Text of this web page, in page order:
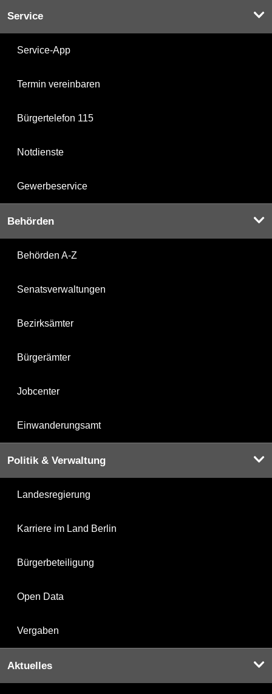
Service
Service-App
Termin vereinbaren
Bürgertelefon 115
Notdienste
Gewerbeservice
Behörden
Behörden A-Z
Senatsverwaltungen
Bezirksämter
Bürgerämter
Jobcenter
Einwanderungsamt
Politik & Verwaltung
Landesregierung
Karriere im Land Berlin
Bürgerbeteiligung
Open Data
Vergaben
Aktuelles